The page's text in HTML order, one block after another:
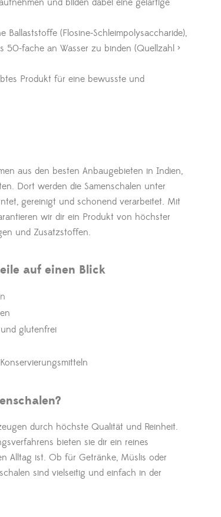
und bilden dabei eine gelartige
Ballaststoffe (Flosine-Schleimpolysaccharide),
50-fache an Wasser zu binden (Quellzahl >
Produkt für eine bewusste und
aus den besten Anbaugebieten in Indien,
Dort werden die Samenschalen unter
gereinigt und schonend verarbeitet. Mit
wir dir ein Produkt von höchster
und Zusatzstoffen.
auf einen Blick
glutenfrei
durch höchste Qualität und Reinheit.
bieten sie dir ein reines
Alltag ist. Ob für Getränke, Müslis oder
sind vielseitig und einfach in der